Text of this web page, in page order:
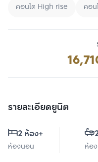
คอนโด High rise คอ
รายละเอียดยูนิต
2 ห้อง+
ห้องนอน ห้อ